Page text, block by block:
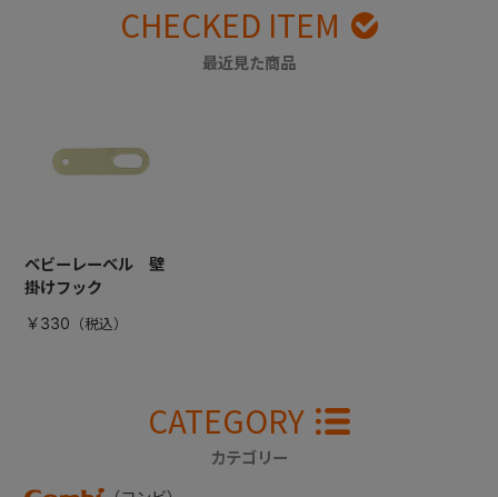
CHECKED ITEM
最近見た商品
ベビーレーベル 壁
掛けフック
￥330
CATEGORY
カテゴリー